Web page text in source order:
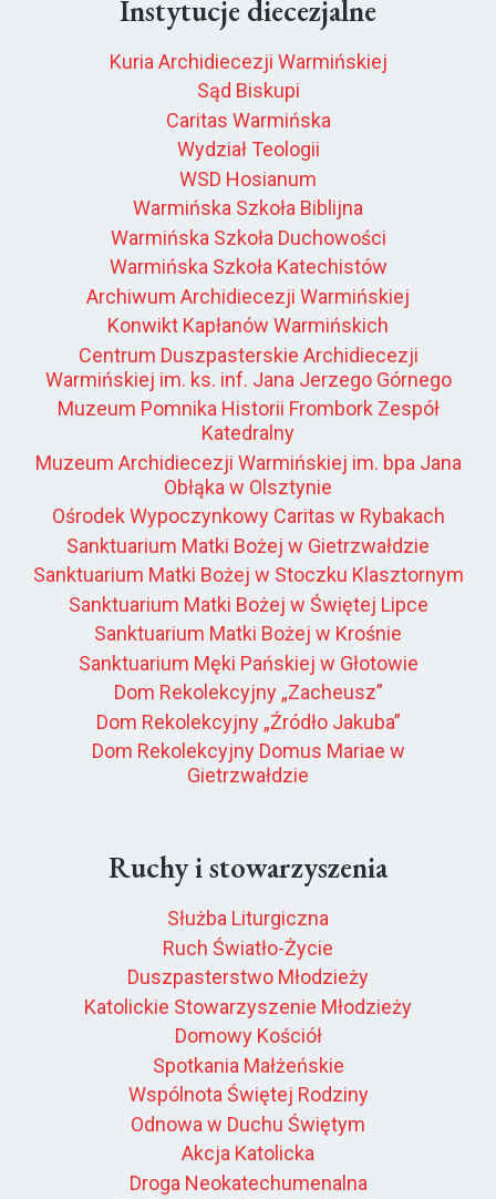
Instytucje diecezjalne
Kuria Archidiecezji Warmińskiej
Sąd Biskupi
Caritas Warmińska
Wydział Teologii
WSD Hosianum
Warmińska Szkoła Biblijna
Warmińska Szkoła Duchowości
Warmińska Szkoła Katechistów
Archiwum Archidiecezji Warmińskiej
Konwikt Kapłanów Warmińskich
Centrum Duszpasterskie Archidiecezji
Warmińskiej im. ks. inf. Jana Jerzego Górnego
Muzeum Pomnika Historii Frombork Zespół
Katedralny
Muzeum Archidiecezji Warmińskiej im. bpa Jana
Obłąka w Olsztynie
Ośrodek Wypoczynkowy Caritas w Rybakach
Sanktuarium Matki Bożej w Gietrzwałdzie
Sanktuarium Matki Bożej w Stoczku Klasztornym
Sanktuarium Matki Bożej w Świętej Lipce
Sanktuarium Matki Bożej w Krośnie
Sanktuarium Męki Pańskiej w Głotowie
Dom Rekolekcyjny „Zacheusz”
Dom Rekolekcyjny „Źródło Jakuba”
Dom Rekolekcyjny Domus Mariae w
Gietrzwałdzie
Ruchy i stowarzyszenia
Służba Liturgiczna
Ruch Światło-Życie
Duszpasterstwo Młodzieży
Katolickie Stowarzyszenie Młodzieży
Domowy Kościół
Spotkania Małżeńskie
Wspólnota Świętej Rodziny
Odnowa w Duchu Świętym
Akcja Katolicka
Droga Neokatechumenalna